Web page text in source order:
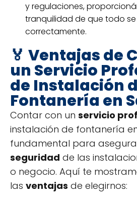
y regulaciones,
tranquilidad de que todo
correctamente.
🏅 Ventajas de
un Servicio
de Instalación
Fontanería en
Contar con un servicio
instalación de fontanería
fundamental para
seguridad de las
o negocio. Aquí te
las ventajas de elegirnos: